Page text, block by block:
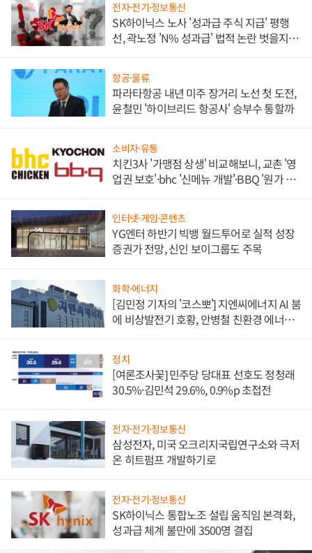
전자·전기·정보통신
SK하이닉스 노사 '성과급 주식 지급' 평행
선, 곽노정 'N% 성과급' 법적 논란 벗을지 주
항공·물류
파라타항공 내년 미주 장거리 노선 첫 도전,
윤철민 '하이브리드 항공사' 승부수 통할까
소비자·유통
치킨3사 '가맹점 상생' 비교해보니, 교촌 '영
업권 보호'·bhc '신메뉴 개발'·BBQ '원가 부
인터넷·게임·콘텐츠
YG엔터 하반기 빅뱅 월드투어로 실적 성장
증권가 전망, 신인 보이그룹도 주목
화학·에너지
[김민정 기자의 '코스뽀'] 지엔씨에너지 AI 붐
에 비상발전기 호황, 안병철 친환경 에너지
정치
[여론조사꽃] 민주당 당대표 선호도 정청래
30.5%·김민석 29.6%, 0.9%p 초접전
전자·전기·정보통신
삼성전자, 미국 오크리지국립연구소와 극저
온 히트펌프 개발하기로
전자·전기·정보통신
SK하이닉스 통합노조 설립 움직임 본격화,
성과급 체계 불만에 3500명 결집